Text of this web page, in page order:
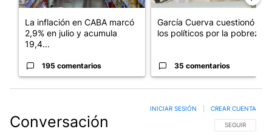
La inflación en CABA marcó
2,9% en julio y acumula
19,4...
195 comentarios
García Cuerva cuestionó a
los políticos por la pobreza
35 comentarios
Conversación SIGA ESTA
SEGUIR
INICIAR SESIÓN CREAR CUENTA